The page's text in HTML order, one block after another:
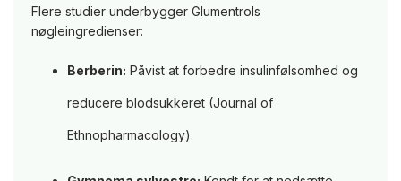
Flere studier underbygger Glumentrols
nøgleingredienser:
Berberin: Påvist at forbedre insulinfølsomhed og
reducere blodsukkeret (Journal of
Ethnopharmacology).